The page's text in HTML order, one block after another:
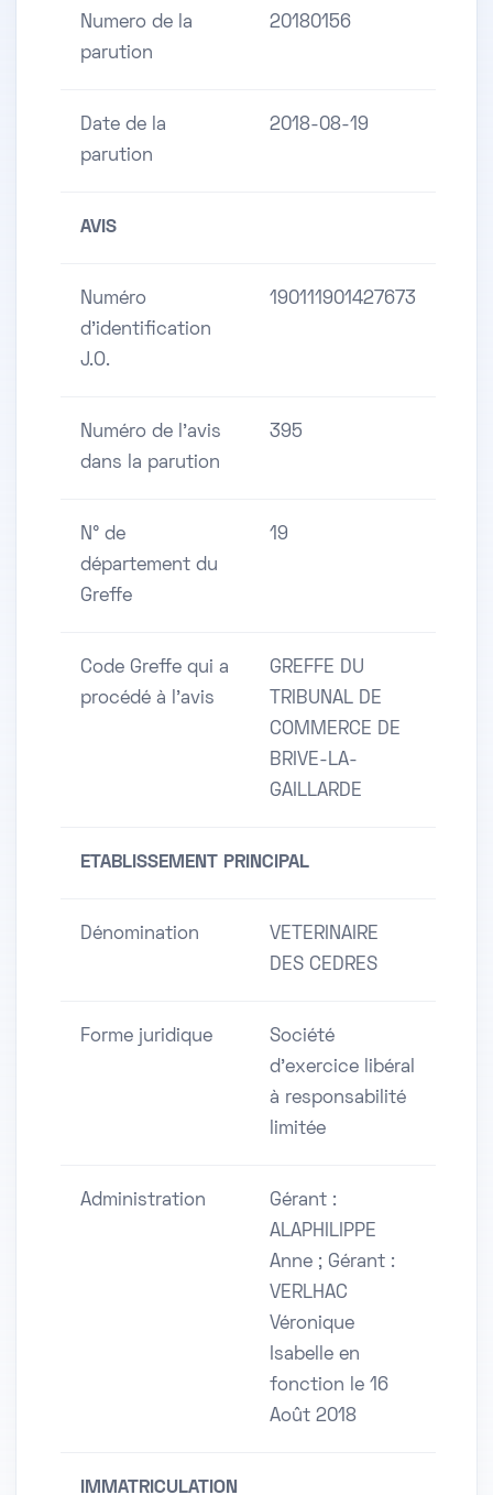
Numero de la
parution
20180156
Date de la
parution
2018-08-19
AVIS
Numéro
d'identification
J.O.
190111901427673
Numéro de l'avis
dans la parution
395
N° de
département du
Greffe
19
Code Greffe qui a
procédé à l'avis
GREFFE DU
TRIBUNAL DE
COMMERCE DE
BRIVE-LA-
GAILLARDE
ETABLISSEMENT PRINCIPAL
Dénomination
VETERINAIRE
DES CEDRES
Forme juridique
Société
d'exercice libéral
à responsabilité
limitée
Administration
Gérant :
ALAPHILIPPE
Anne ; Gérant :
VERLHAC
Véronique
Isabelle en
fonction le 16
Août 2018
IMMATRICULATION